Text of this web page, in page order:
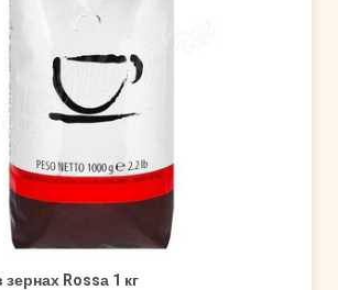
Rossа 1 кг